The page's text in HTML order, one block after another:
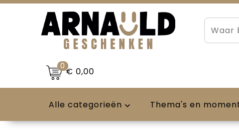
0€ 0,00
Alle categorieën Thema's en